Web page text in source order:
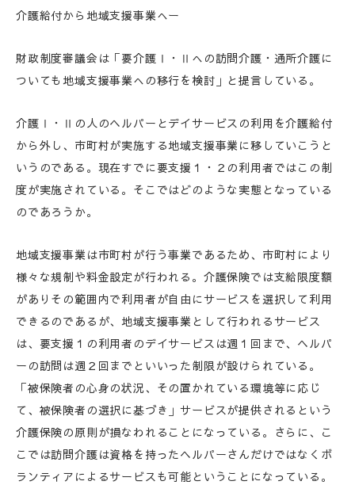
介護給付から地域支援事業へー
財政制度審議会は「要介護Ⅰ・Ⅱへの訪問介護・通所介護に
ついても地域支援事業への移行を検討」と提言している。
介護Ⅰ・Ⅱの人のヘルパーとデイサービスの利用を介護給付
から外し、市町村が実施する地域支援事業に移していこうと
いうのである。現在すでに要支援１・２の利用者ではこの制
度が実施されている。そこではどのような実態となっている
のであろうか。
地域支援事業は市町村が行う事業であるため、市町村により
様々な規制や料金設定が行われる。介護保険では支給限度額
がありその範囲内で利用者が自由にサービスを選択して利用
できるのであるが、地域支援事業として行われるサービス
は、要支援１の利用者のデイサービスは週１回まで、ヘルパ
ーの訪問は週２回までといいった制限が設けられている。
「被保険者の心身の状況、その置かれている環境等に応じ
て、被保険者の選択に基づき」サービスが提供されるという
介護保険の原則が損なわれることになっている。さらに、こ
こでは訪問介護は資格を持ったヘルパーさんだけではなくボ
ランティアによるサービスも可能ということになっている。